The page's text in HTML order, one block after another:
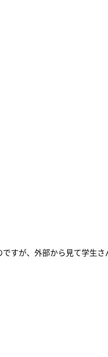
すが、外部から見て学生